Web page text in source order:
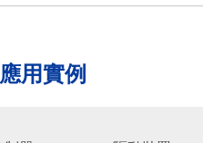
應用實例